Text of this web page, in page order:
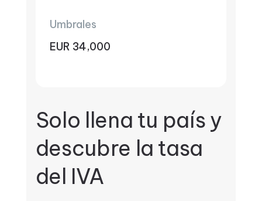
Umbrales
EUR 34,000
Solo llena tu país y
descubre la tasa
del IVA